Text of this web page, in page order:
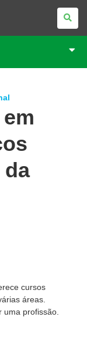
da
cursos
áreas.
profissão.